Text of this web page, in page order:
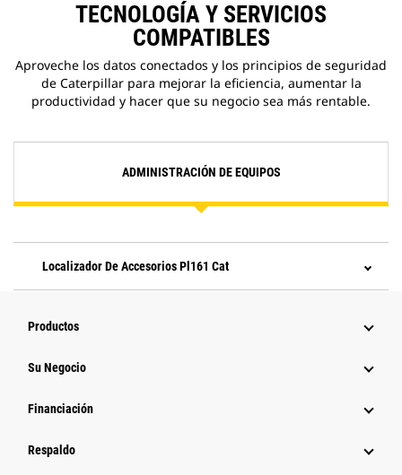
TECNOLOGÍA Y SERVICIOS
COMPATIBLES
Aproveche los datos conectados y los principios de seguridad
de Caterpillar para mejorar la eficiencia, aumentar la
productividad y hacer que su negocio sea más rentable.
ADMINISTRACIÓN DE EQUIPOS
Localizador De Accesorios Pl161 Cat
Productos
Su Negocio
Financiación
Respaldo